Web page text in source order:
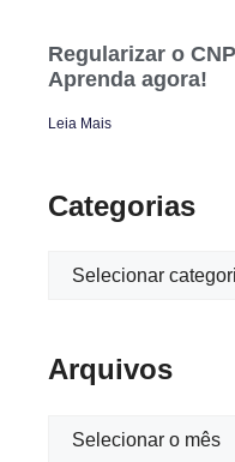
Regularizar o
Aprenda agora!
Leia Mais
Categorias
Arquivos